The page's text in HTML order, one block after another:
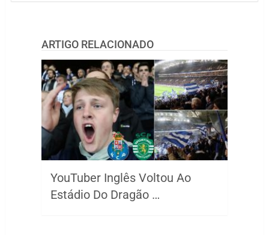
ARTIGO RELACIONADO
YouTuber Inglês Voltou Ao
Estádio Do Dragão …